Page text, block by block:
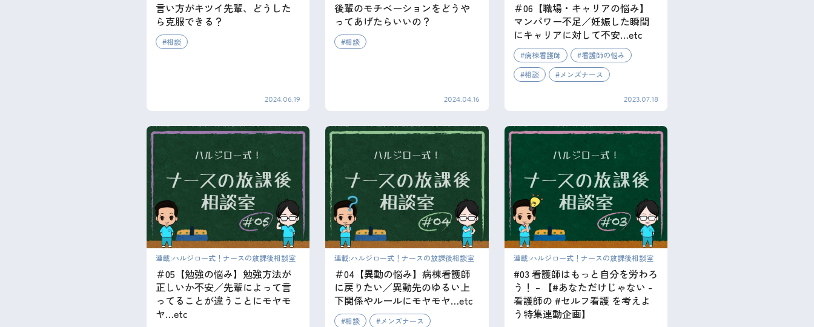
言い方がキツイ先輩、どうした
ら克服できる？
相談
2024.06.19
後輩のモチベーションをどうや
ってあげたらいいの？
相談
2024.04.16
＃06【職場・キャリアの悩み】
マンパワー不足／妊娠した瞬間
にキャリアに対して不安…etc
病棟看護師
看護師の悩み
相談
メンズナース
2023.07.18
連載:ハルジロー式！ナースの放課後相談室
＃05【勉強の悩み】勉強方法が
正しいか不安／先輩によって言
ってることが違うことにモヤモ
ヤ…etc
連載:ハルジロー式！ナースの放課後相談室
＃04【異動の悩み】病棟看護師
に戻りたい／異動先のゆるい上
下関係やルールにモヤモヤ…etc
相談
メンズナース
連載:ハルジロー式！ナースの放課後相談室
#03 看護師はもっと自分を労わろ
う！ – 【#あなただけじゃない -
看護師の #セルフ看護 を考えよ
う特集連動企画】